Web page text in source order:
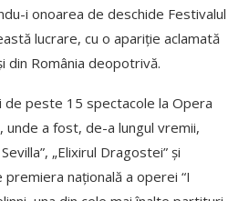
i onoarea de deschide Festivalul
lucrare, cu o apariție aclamată
din România deopotrivă.
de peste 15 spectacole la Opera
unde a fost, de-a lungul vremii,
„Elixirul Dragostei” şi
premiera naţională a operei “I